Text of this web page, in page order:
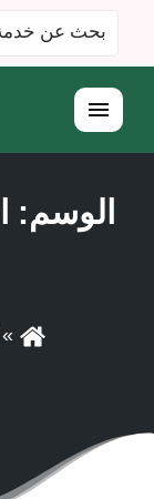
البحث
عن:
القائمة
الوسم: